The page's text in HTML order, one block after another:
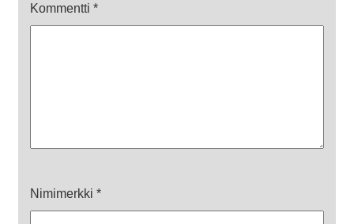
Kommentti *
Nimimerkki *